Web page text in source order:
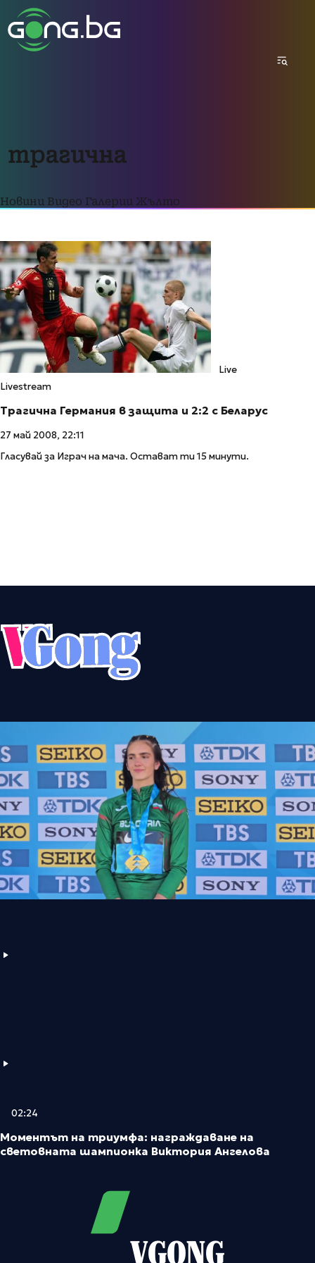
трагична
Новини Видео Галерии Жълто
Live
Livestream
Трагична Германия в защита и 2:2 с Беларус
27 май 2008, 22:11
Гласувай за Играч на мача. Остават ти 15 минути.
02:24
Моментът на триумфа: награждаване на
световната шампионка Виктория Ангелова
VGONG